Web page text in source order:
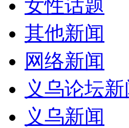
女性话题
其他新闻
网络新闻
义乌论坛
义乌新闻